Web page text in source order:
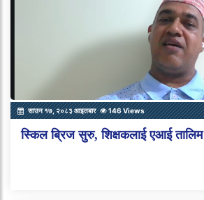
साउन १७, २०८३ आइतबार 146 Views
स्किल ब्रिज सुरु, शिक्षकलाई एआई तालिम